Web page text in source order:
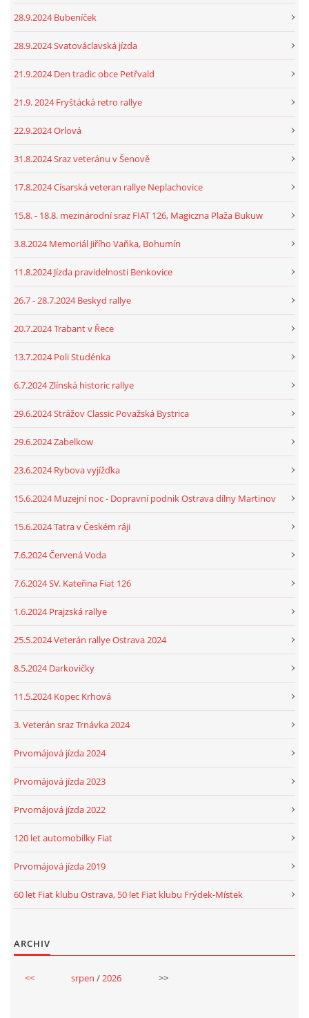
28.9.2024 Bubeníček
28.9.2024 Svatováclavská jízda
21.9.2024 Den tradic obce Petřvald
21.9. 2024 Fryštácká retro rallye
22.9.2024 Orlová
31.8.2024 Sraz veteránu v Šenově
17.8.2024 Císarská veteran rallye Neplachovice
15.8. - 18.8. mezinárodní sraz FIAT 126, Magiczna Plaža Bukuw
3.8.2024 Memoriál Jiřího Vaňka, Bohumín
11.8.2024 Jízda pravidelnosti Benkovice
26.7 - 28.7.2024 Beskyd rallye
20.7.2024 Trabant v Řece
13.7.2024 Poli Studénka
6.7.2024 Zlínská historic rallye
29.6.2024 Strážov Classic Považská Bystrica
29.6.2024 Zabelkow
23.6.2024 Rybova vyjížďka
15.6.2024 Muzejní noc - Dopravní podnik Ostrava dílny Martinov
15.6.2024 Tatra v Českém ráji
7.6.2024 Červená Voda
7.6.2024 SV. Kateřina Fiat 126
1.6.2024 Prajzská rallye
25.5.2024 Veterán rallye Ostrava 2024
8.5.2024 Darkovičky
11.5.2024 Kopec Krhová
3. Veterán sraz Trnávka 2024
Prvomájová jízda 2024
Prvomájová jízda 2023
Prvomájová jízda 2022
120 let automobilky Fiat
Prvomájová jízda 2019
60 let Fiat klubu Ostrava, 50 let Fiat klubu Frýdek-Místek
ARCHIV
<< srpen /2026 >>